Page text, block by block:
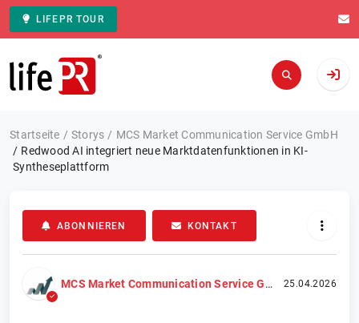
LIFEPR TOUR
Zur Startseite
Startseite Storys
MCS Market Communication Service GmbH
Redwood AI integriert neue Marktdatenfunktionen in KI-
Syntheseplattform
ABONNIEREN KONTAKT
MCS Market Communication Service GmbH 25.04.2026